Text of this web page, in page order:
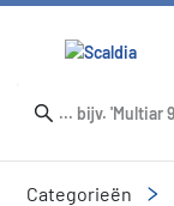
Categorieën